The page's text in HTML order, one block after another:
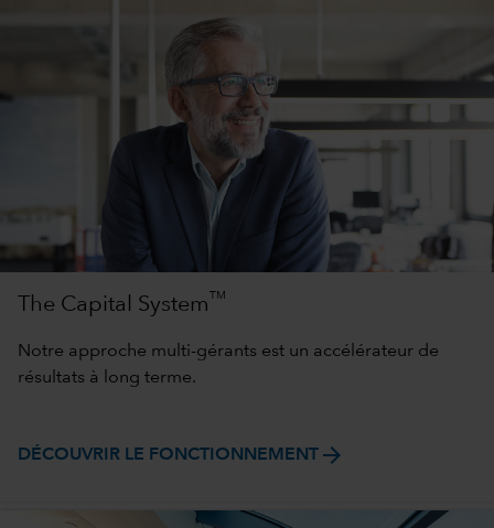
The Capital System TM
Notre approche multi-gérants est un accélérateur de
résultats à long terme.
DÉCOUVRIR LE FONCTIONNEMENT arrow_forward